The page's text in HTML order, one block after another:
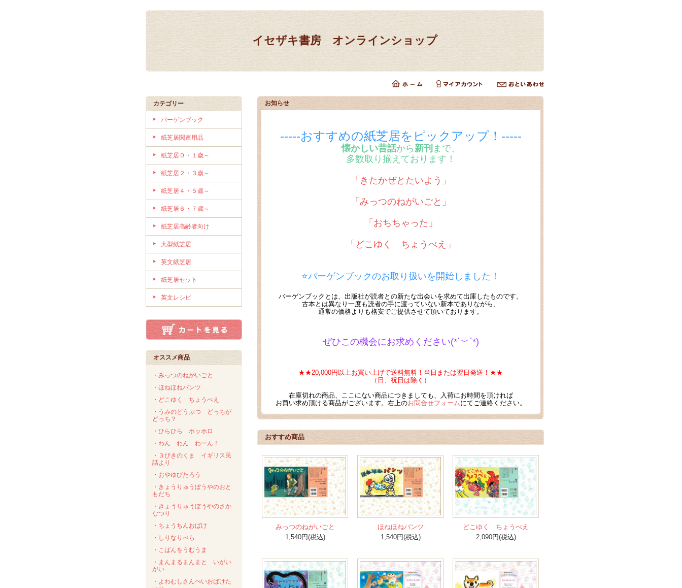
イセザキ書房 オンラインショップ
カテゴリー
バーゲンブック
紙芝居関連用品
紙芝居０・１歳～
紙芝居２・３歳～
紙芝居４・５歳～
紙芝居６・７歳～
紙芝居高齢者向け
大型紙芝居
英文紙芝居
紙芝居セット
英文レシピ
オススメ商品
・みっつのねがいごと
・ほねほねパンツ
・どこゆく ちょうべえ
・うみのどうぶつ どっちが
どっち？
・ひらひら ホッホロ
・わん わん わーん！
・３びきのくま イギリス民
話より
・おやゆびたろう
・きょうりゅうぼうやのおと
もだち
・きょうりゅうぼうやのさか
なつり
・ちょうちんおばけ
・しりなりべら
・こばんをうむうま
・まんまるまんまと いがい
がい
・よわむしさんぺいおばけた
お知らせ
-----おすすめの紙芝居をピックアップ！-----
懐かしい昔話から新刊 まで、
多数取り揃えております！
「きたかぜとたいよう」
「みっつのねがいごと」
「おちちゃった」
「どこゆく ちょうべえ」
⭐バーゲンブックのお取り扱いを開始しました！
バーゲンブックとは、出版社が読者との新たな出会いを求めて出庫したものです。
古本とは異なり一度も読者の手に渡っていない新本でありながら、
通常の価格よりも格安でご提供させて頂いております。
ぜひこの機会にお求めください(*´﹀`*)
★★20,000円以上お買い上げで送料無料！当日または翌日発送！★★
（日、祝日は除く）
在庫切れの商品、ここにない商品につきましても、入荷にお時間を頂ければ
お買い求め頂ける商品がございます。右上のお問合せフォームにてご連絡ください。
おすすめ商品
みっつのねがいごと
1,540円(税込)
ほねほねパンツ
1,540円(税込)
どこゆく ちょうべえ
2,090円(税込)